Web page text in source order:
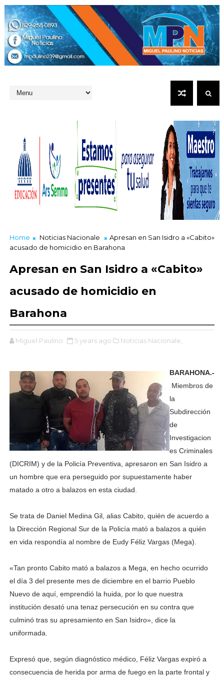
Home Noticias Nacionale
Apresan en San Isidro a «Cabito»
acusado de homicidio en Barahona
Apresan en San Isidro a «Cabito»
acusado de homicidio en
Barahona
Miguel Paulino 5 years ago Noticias Nacionale,
BARAHONA.-
Miembros de
la
Subdirección
de
Investigacion
es Criminales
(DICRIM) y de la Policía Preventiva, apresaron en San Isidro a
un hombre que era perseguido por supuestamente haber
matado a otro a balazos en esta ciudad.
Se trata de Daniel Medina Gil, alias Cabito, quién de acuerdo a
la Dirección Regional Sur de la Policía mató a balazos a quién
en vida respondía al nombre de Eudy Féliz Vargas (Mega).
«Tan pronto Cabito mató a balazos a Mega, en hecho ocurrido
el día 3 del presente mes de diciembre en el barrio Pueblo
Nuevo de aquí, emprendió la huida, por lo que nuestra
institución desató una tenaz persecución en su contra que
culminó tras su apresamiento en San Isidro», dice la
uniformada.
Expresó que, según diagnóstico médico, Féliz Vargas expiró a
consecuencia de herida por arma de fuego en la parte frontal y